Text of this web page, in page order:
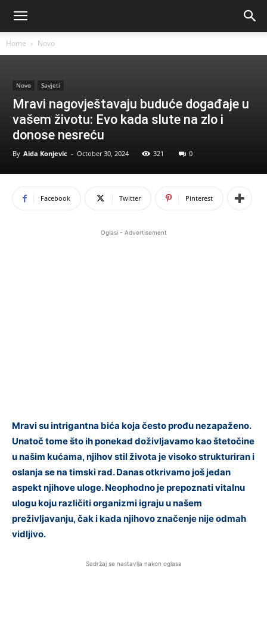
Home Novo
Novo Savjeti
Mravi nagovještavaju buduće događaje u
vašem životu: Evo kada slute na zlo i
donose nesreću
By Aida Konjevic - October 30, 2024 321 0
Facebook Twitter Pinterest
Oglasi - Advertisement
Mravi su intrigantna bića koja često prođu nezapaženo.
Unatoč tome što ih ponekad doživljavamo kao štetočine
u našim kućama, njihov stil života je visoko strukturiran i
oslanja se na timski rad. Danas otkrivamo još jedan
aspekt njihove uloge. Neophodno je prepoznati vitalnu
ulogu koju različiti organizmi igraju u našem
preživljavanju, čak i kada njihovo značenje nije odmah
vidljivo.
Sadržaj se nastavlja nakon oglasa